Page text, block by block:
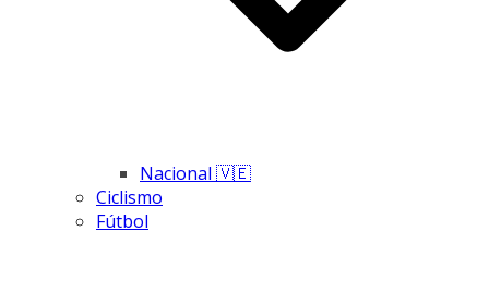
Nacional 🇻🇪
Ciclismo
Fútbol